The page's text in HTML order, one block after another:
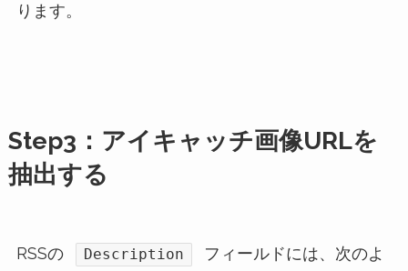
ります。
Step3：アイキャッチ画像URLを
抽出する
RSSの Description
フィールドには、次のよ